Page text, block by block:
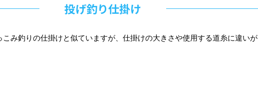
投げ釣り仕掛け
こみ釣りの仕掛けと似ていますが、仕掛けの大きさや使用する道糸に違いが